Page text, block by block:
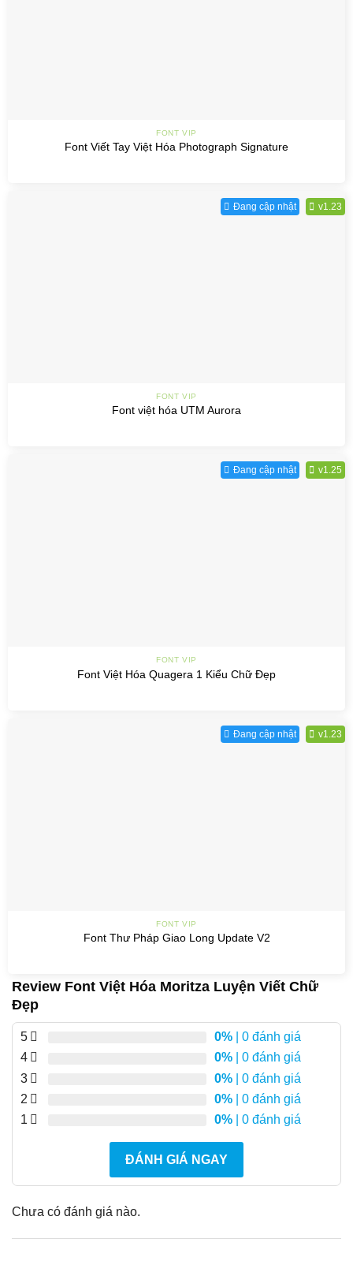
FONT VIP
Font Viết Tay Việt Hóa Photograph Signature
Đang cập nhật v1.23
FONT VIP
Font việt hóa UTM Aurora
Đang cập nhật v1.25
FONT VIP
Font Việt Hóa Quagera 1 Kiểu Chữ Đẹp
Đang cập nhật v1.23
FONT VIP
Font Thư Pháp Giao Long Update V2
Review Font Việt Hóa Moritza Luyện Viết Chữ
Đẹp
5 0% | 0 đánh giá
4
0% | 0 đánh giá
3
0% | 0 đánh giá
2
0% | 0 đánh giá
1
0% | 0 đánh giá
ĐÁNH GIÁ NGAY
Chưa có đánh giá nào.